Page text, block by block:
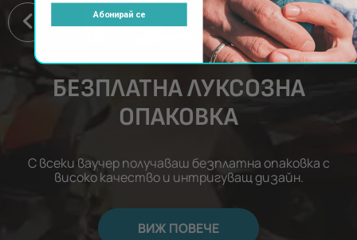
БЕЗПЛАТНА ЛУКСОЗНА
ОПАКОВКА
С всеки ваучер получаваш безплатна опаковка с
високо качество и интригуващ дизайн.
ВИЖ ПОВЕЧЕ
Абонирай се